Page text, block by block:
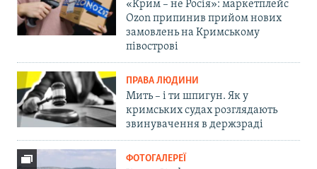
«Крим – не Росія»: маркетплейс
Ozon припинив прийом нових
замовлень на Кримському
півострові
ПРАВА ЛЮДИНИ
Мить – і ти шпигун. Як у
кримських судах розглядають
звинувачення в держзраді
ФОТОГАЛЕРЕЇ